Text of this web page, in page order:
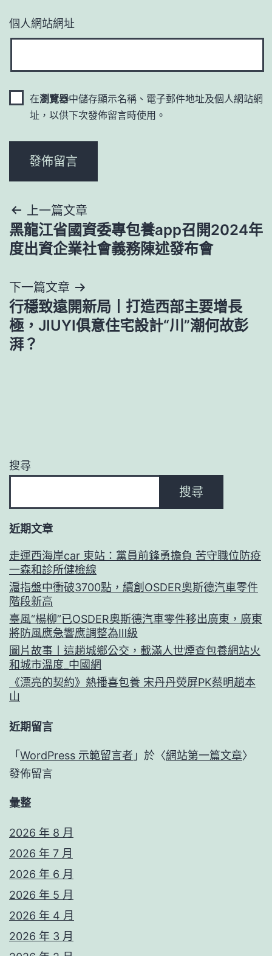
個人網站網址
在瀏覽器中儲存顯示名稱、電子郵件地址及個人網站網
址，以供下次發佈留言時使用。
文
章
覽
上一篇文章
黑龍江省國資委專包養app召開2024年
度出資企業社會義務陳述發布會
下一篇文章
行穩致遠開新局丨打造西部主要增長
極，JIUYI俱意住宅設計“川”潮何故彭
湃？
搜尋
搜尋
近期文章
走運西海岸car 東站：黨員前鋒勇擔負 苦守職位防疫
一森和診所健檢線
滬指盤中衝破3700點，續創OSDER奧斯德汽車零件
階段新高
臺風“楊柳”已OSDER奧斯德汽車零件移出廣東，廣東
將防風應急響應調整為Ⅲ級
圖片故事丨這趟城鄉公交，載滿人世煙查包養網站火
和城市溫度_中國網
《漂亮的契約》熱播喜包養 宋丹丹熒屏PK蔡明趙本
山
近期留言
「 WordPress 示範留言者 」於〈網站第一篇文章〉
發佈留言
彙整
2026 年 8 月
2026 年 7 月
2026 年 6 月
2026 年 5 月
2026 年 4 月
2026 年 3 月